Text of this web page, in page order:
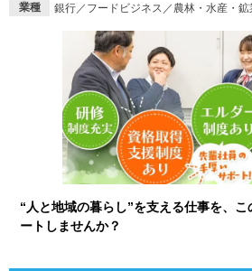
業種 銀行／フードビジネス／農林・水産・鉱
“人と地域の暮らし”を支える仕事を、
ートしませんか？